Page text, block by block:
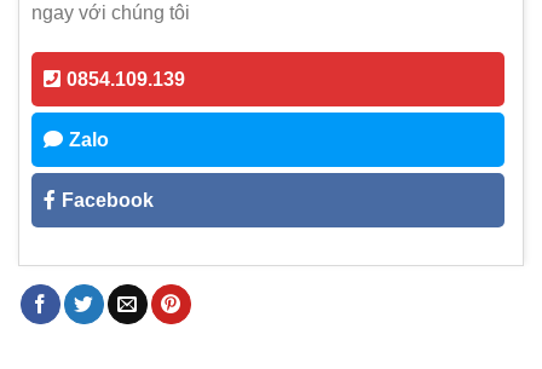
ngay với chúng tôi
0854.109.139
Zalo
Facebook